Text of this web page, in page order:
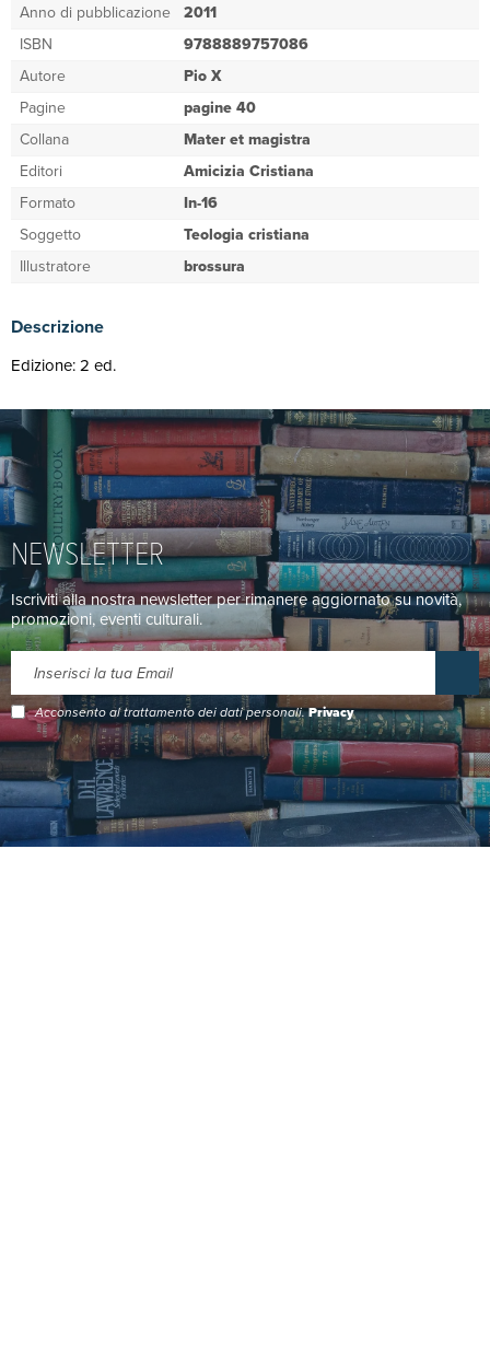
Anno di pubblicazione 2011
ISBN
9788889757086
Autore
Pio X
Pagine
pagine 40
Collana
Mater et magistra
Editori
Amicizia Cristiana
Formato
In-16
Soggetto
Teologia cristiana
Illustratore
brossura
Descrizione
Edizione: 2 ed.
NEWSLETTER
Iscriviti alla nostra newsletter per rimanere aggiornato su novità,
promozioni, eventi culturali.
Acconsento al trattamento dei dati personali.Privacy